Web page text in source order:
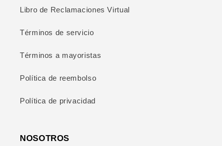
Libro de Reclamaciones Virtual
Términos de servicio
Términos a mayoristas
Política de reembolso
Política de privacidad
NOSOTROS